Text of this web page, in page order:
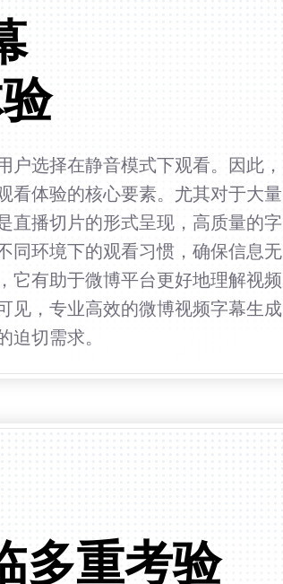
选择在静音模式下观看。因此，
看体验的核心要素。尤其对于大量
直播切片的形式呈现，高质量的字
同环境下的观看习惯，确保信息无
它有助于微博平台更好地理解视频
见，专业高效的微博视频字幕生成
切需求。
多重考验